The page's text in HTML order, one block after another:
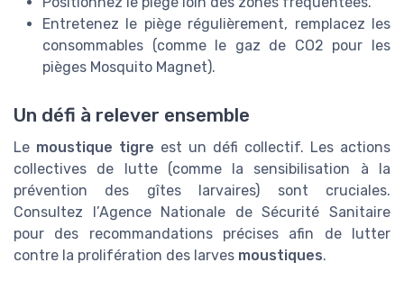
Entretenez le piège régulièrement, remplacez les
consommables (comme le gaz de CO2 pour les
pièges Mosquito Magnet).
Un défi à relever ensemble
Le moustique tigre est un défi collectif. Les actions
collectives de lutte (comme la sensibilisation à la
prévention des gîtes larvaires) sont cruciales.
Consultez l’Agence Nationale de Sécurité Sanitaire
pour des recommandations précises afin de lutter
contre la prolifération des larves moustiques.